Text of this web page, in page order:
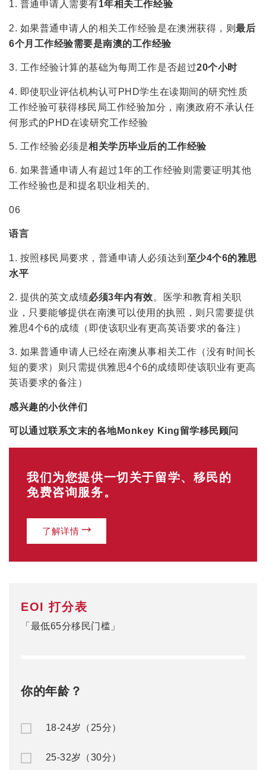
1. 普通申请人需要有1年相关工作经验
2. 如果普通申请人的相关工作经验是在澳洲获得，则最后
6个月工作经验需要是南澳的工作经验
3. 工作经验计算的基础为每周工作是否超过20个小时
4. 即使职业评估机构认可PHD学生在读期间的研究性质
工作经验可获得移民局工作经验加分，南澳政府不承认任
何形式的PHD在读研究工作经验
5. 工作经验必须是相关学历毕业后的工作经验
6. 如果普通申请人有超过1年的工作经验则需要证明其他
工作经验也是和提名职业相关的。
06
语言
1. 按照移民局要求，普通申请人必须达到 至少4个6的雅思
水平
2. 提供的英文成绩必须3年内有效。医学和教育相关职
业，只要能够提供在南澳可以使用的执照，则只需要提供
雅思4个6的成绩（即使该职业有更高英语要求的备注）
3. 如果普通申请人已经在南澳从事相关工作（没有时间长
短的要求）则只需提供雅思4个6的成绩即使该职业有更高
英语要求的备注）
感兴趣的小伙伴们
可以通过联系文末的各地Monkey King留学移民顾问
我们为您提供一切关于留学、移民的
免费咨询服务。
了解详情
EOI 打分表
「最低65分移民门槛」
你的年龄？
18-24岁（25分）
25-32岁（30分）